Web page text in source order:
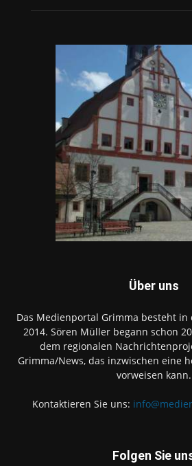
Über uns
Das Medienportal Grimma besteht in
2014. Sören Müller begann schon
dem regionalen
Grimma/News, das inzwischen eine
vorweisen kann.
Kontaktieren Sie uns:
Folgen Sie